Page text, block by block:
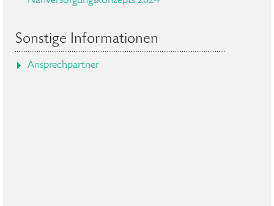
Sonstige Informationen
Ansprechpartner